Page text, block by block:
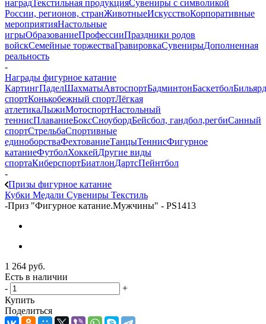
наградТекстильная продукцияСувениры с символикой
России, регионов, странЖивотныеИскусствоКорпоративные
мероприятияНастольные
игрыОбразованиеПрофессииПраздники родов
войскСемейные торжестваГравировкаСувенирыДополненная
реальность
-
Награды фигурное катание
КартингПаделШахматыАвтоспортБадминтонБаскетболБильярд
спортКонькобежный спортЛёгкая
атлетикаЛыжиМотоспортНастольный
теннисПлаваниеБоксСноубордБейсбол, гандбол,регбиСанный
спортСтрельбаСпортивные
единоборстваФехтованиеТанцыТеннисФигурное
катаниеФутболХоккейДругие виды
спортаКиберспортБиатлонДартсПейнтбол
-
Призы фигурное катание
Кубки Медали Сувениры Текстиль
-Приз "Фигурное катание.Мужчины" - PS1413
1 264 руб.
Есть в наличии
-
+
Купить
Поделиться